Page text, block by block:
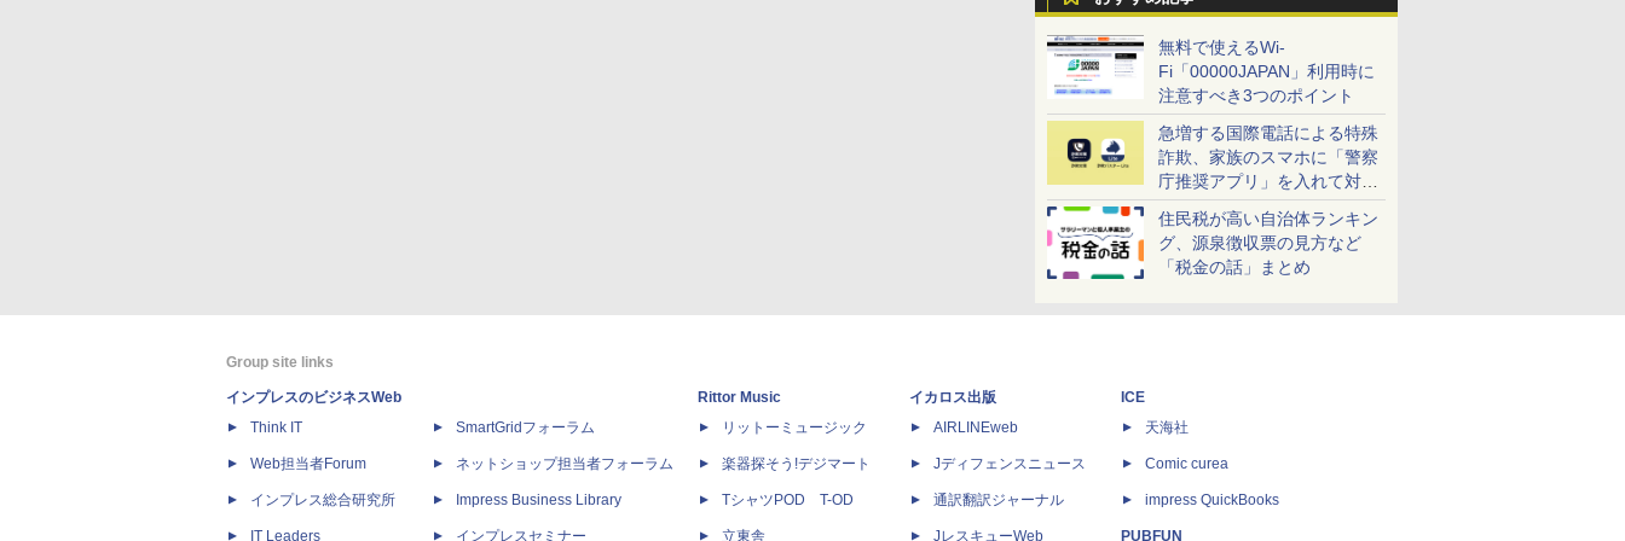
無料で使えるWi-
Fi「00000JAPAN」利用時に
注意すべき3つのポイント
急増する国際電話による特殊
詐欺、家族のスマホに「警察
庁推奨アプリ」を入れて対策
しよう！
住民税が高い自治体ランキン
グ、源泉徴収票の見方など
「税金の話」まとめ
Group site links
インプレスのビジネスWeb
Think IT
Web担当者Forum
インプレス総合研究所
IT Leaders
SmartGridフォーラム
ネットショップ担当者フォーラム
Impress Business Library
インプレスセミナー
Rittor Music
リットーミュージック
楽器探そう!デジマート
TシャツPOD T-OD
立東舎
イカロス出版
AIRLINEweb
Jディフェンスニュース
通訳翻訳ジャーナル
JレスキューWeb
ICE
天海社
Comic curea
impress QuickBooks
PUBFUN